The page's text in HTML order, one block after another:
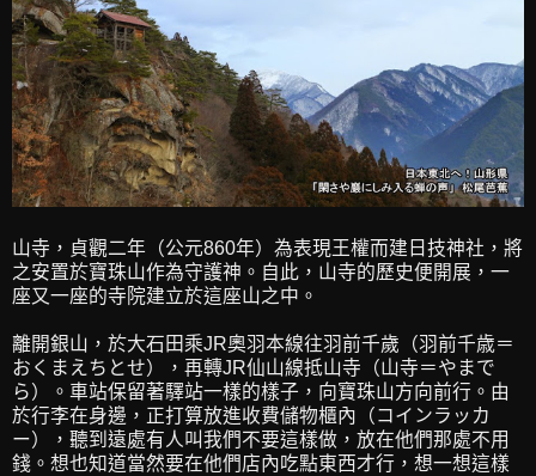
山寺，貞觀二年（公元860年）為表現王權而建日技神社，將
之安置於寶珠山作為守護神。自此，山寺的歷史便開展，一
座又一座的寺院建立於這座山之中。
離開銀山，於大石田乘JR奧羽本線往羽前千歲（羽前千歳＝
おくまえちとせ），再轉JR仙山線抵山寺（山寺＝やまで
ら）。車站保留著驛站一樣的樣子，向寶珠山方向前行。由
於行李在身邊，正打算放進收費儲物櫃內（コインラッカ
ー），聽到遠處有人叫我們不要這樣做，放在他們那處不用
錢。想也知道當然要在他們店內吃點東西才行，想一想這樣